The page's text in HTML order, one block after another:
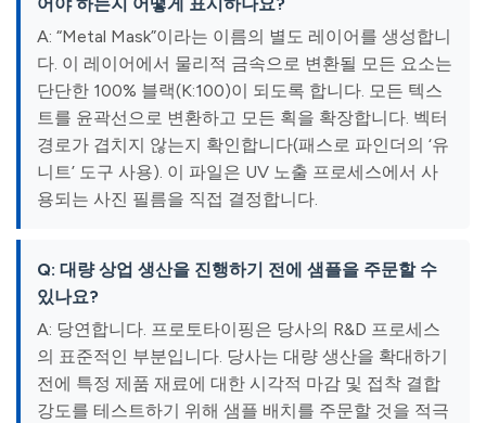
어야 하는지 어떻게 표시하나요?
A: “Metal Mask”이라는 이름의 별도 레이어를 생성합니
다. 이 레이어에서 물리적 금속으로 변환될 모든 요소는
단단한 100% 블랙(K:100)이 되도록 합니다. 모든 텍스
트를 윤곽선으로 변환하고 모든 획을 확장합니다. 벡터
경로가 겹치지 않는지 확인합니다(패스로 파인더의 ‘유
니트’ 도구 사용). 이 파일은 UV 노출 프로세스에서 사
용되는 사진 필름을 직접 결정합니다.
Q: 대량 상업 생산을 진행하기 전에 샘플을 주문할 수
있나요?
A: 당연합니다. 프로토타이핑은 당사의 R&D 프로세스
의 표준적인 부분입니다. 당사는 대량 생산을 확대하기
전에 특정 제품 재료에 대한 시각적 마감 및 접착 결합
강도를 테스트하기 위해 샘플 배치를 주문할 것을 적극